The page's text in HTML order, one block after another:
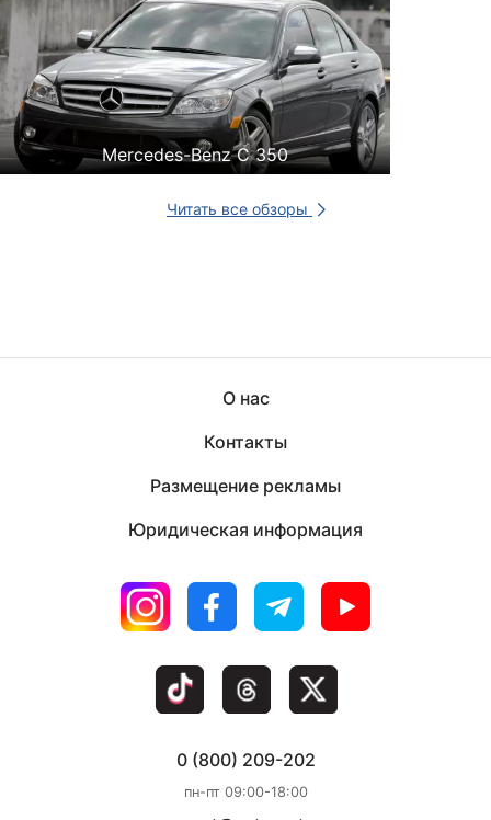
Mercedes-Benz C 350
Читать все обзоры
О нас
Контакты
Размещение рекламы
Юридическая информация
0 (800) 209-202
пн-пт 09:00-18:00